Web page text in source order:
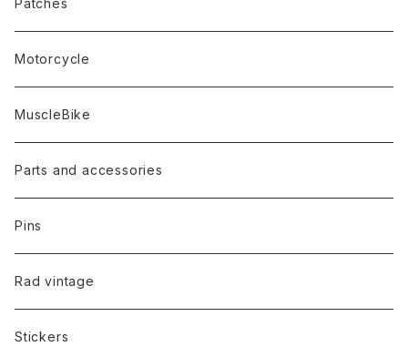
Patches
Motorcycle
MuscleBike
Parts and accessories
Pins
Rad vintage
Stickers